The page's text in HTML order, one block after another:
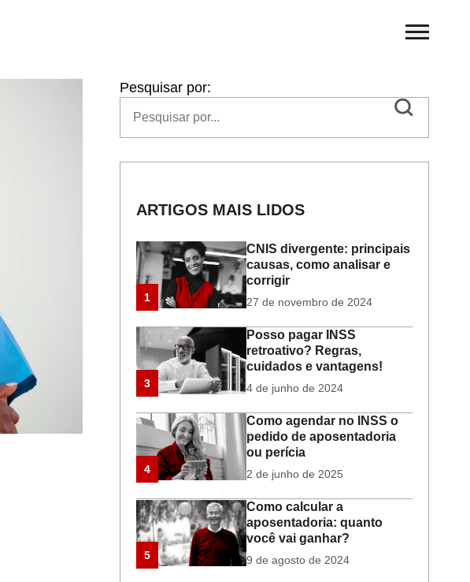
Pesquisar por:
ARTIGOS MAIS LIDOS
1
CNIS divergente: principais
causas, como analisar e
corrigir
27 de novembro de 2024
3
Posso pagar INSS
retroativo? Regras,
cuidados e vantagens!
4 de junho de 2024
4
Como agendar no INSS o
pedido de aposentadoria
ou perícia
2 de junho de 2025
5
Como calcular a
aposentadoria: quanto
você vai ganhar?
9 de agosto de 2024